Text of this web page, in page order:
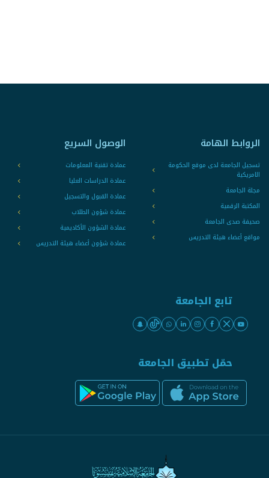
الروابط الهامة
تسجيل الجامعة لدى موقع الحكومة
الامريكية
مجلة الجامعة
المكتبة الرقمية
صحيفة صدى الجامعة
مواقع أعضاء هيئة التدريس
الوصول السريع
عمادة تقنية المعلومات
عمادة الدراسات العليا
عمادة القبول والتسجيل
عمادة شؤون الطلاب
عمادة الشؤون الأكاديمية
عمادة شؤون أعضاء هيئة التدريس
تابع الجامعة
حمّل تطبيق الجامعة